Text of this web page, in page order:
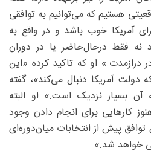
هستیم که می‌توانیم به توافقی
آمریکا خوب باشد و در واقع به
نه فقط درحال‌حاضر یا در دوران
درازمدت.» او که تاکید کرده «این
آمریکا دنبال می‌کند»، گفته
آن بسیار نزدیک است.» او البته
کارهایی برای انجام دادن وجود
توافق پیش از انتخابات میان‌دوره‌ای
خواهد شد.»